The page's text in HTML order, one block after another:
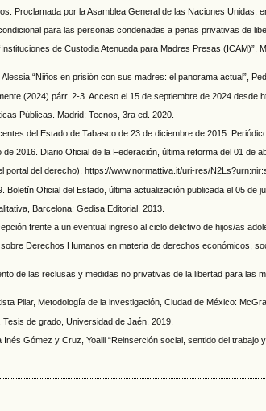
Proclamada por la Asamblea General de las Naciones Unidas,
para las personas condenadas a penas privativas de
de Custodia Atenuada para Madres Presas
“Niños en prisión con sus madres: el panorama actual”,
(2024) párr. 2-3. Acceso el 15 de septiembre de 2024 desde
Públicas. Madrid: Tecnos, 3ra ed. 2020.
del Estado de Tabasco de 23 de diciembre de 2015.
2016. Diario Oficial de la Federación, última reforma del 01 de
portal del derecho). https://www.normattiva.it/uri-res/
Oficial del Estado, última actualización publicada el 05 de
Barcelona: Gedisa Editorial, 2013.
frente a un eventual ingreso al ciclo delictivo de hijos/as
Derechos Humanos en materia de derechos económicos,
de las reclusas y medidas no privativas de la libertad para
Pilar, Metodología de la investigación, Ciudad de México:
de grado, Universidad de Jaén, 2019.
Gómez y Cruz, Yoalli “Reinserción social, sentido del